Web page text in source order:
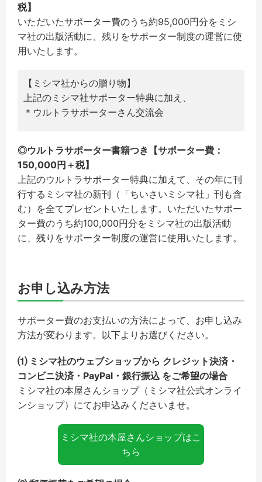
税】
いただいたサポーター費のうち約95,000円分をミシ
マ社の出版活動に、残りをサポーター制度の運営に使
用いたします。
【ミシマ社からの贈り物】
上記のミシマ社サポーター特典に加え、
＊ウルトラサポーターさん交流会
◎ウルトラサポーター書籍つき【サポーター費：
150,000円＋税】
上記のウルトラサポーター特典に加えて、その年に刊
行するミシマ社の新刊（「ちいさいミシマ社」刊も含
む）を全てプレゼントいたします。いただいたサポー
ター費のうち約100,000円分をミシマ社の出版活動
に、残りをサポーター制度の運営に使用いたします。
お申し込み方法
サポーター費のお支払いの方法によって、お申し込み
方法が変わります。以下よりお選びください。
⑴ ミシマ社のウェブショップから クレジット決済・
コンビニ決済・PayPal・銀行振込 をご希望の場合
ミシマ社の本屋さんショップ（ミシマ社公式オンライ
ンショップ）にてお申込みくださいませ。
ミシマ社の本屋さんショップはこ
ちら